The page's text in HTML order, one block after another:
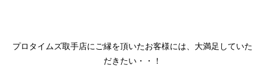
プロタイムズ取手店にご縁を頂いたお客様には、大満足していた
だきたい・・！